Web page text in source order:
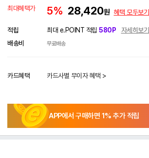
최대혜택가
5% 28,420원 혜택 모두보기
적립 최대 e.POINT 적립 580P
자세히보기
배송비
무료배송
카드혜택 카드사별 무이자 혜택 >
APP에서 구매하면 1% 추가 적립